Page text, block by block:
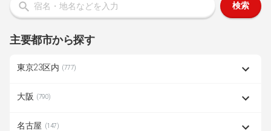
検索
主要都市から探す
東京23区内 (777)
大阪 (790)
名古屋 (147)